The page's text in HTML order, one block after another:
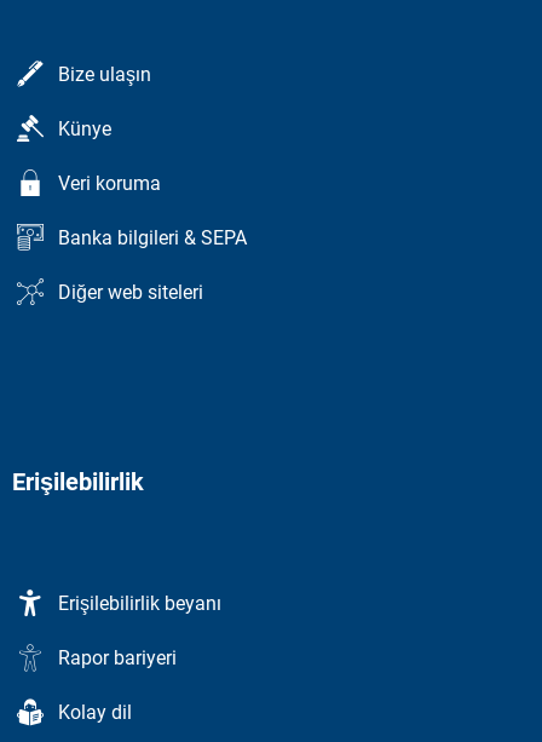
Bize ulaşın
Künye
Veri koruma
Banka bilgileri & SEPA
Diğer web siteleri
Erişilebilirlik
Erişilebilirlik beyanı
Rapor bariyeri
Kolay dil